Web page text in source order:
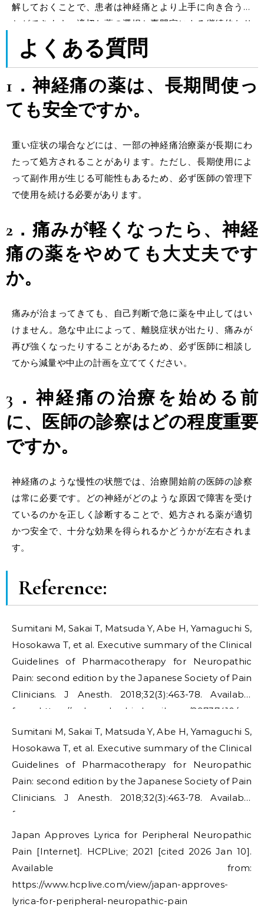
解しておくことで、患者は神経痛とより上手に向き合うこ
とができます。適切な薬の選択と専門家による継続的なサ
ポートがあれば、神経障害性疼痛は大きく軽減され、生活
の質の向上も期待できます。
よくある質問
1．神経痛の薬は、長期間使っ
ても安全ですか。
重い症状の場合などには、一部の神経痛治療薬が長期にわ
たって処方されることがあります。ただし、長期使用によ
って副作用が生じる可能性もあるため、必ず医師の管理下
で使用を続ける必要があります。
2．痛みが軽くなったら、神経
痛の薬をやめても大丈夫です
か。
痛みが治まってきても、自己判断で急に薬を中止してはい
けません。急な中止によって、離脱症状が出たり、痛みが
再び強くなったりすることがあるため、必ず医師に相談し
てから減量や中止の計画を立ててください。
3．神経痛の治療を始める前
に、医師の診察はどの程度重要
ですか。
神経痛のような慢性の状態では、治療開始前の医師の診察
は常に必要です。どの神経がどのような原因で障害を受け
ているのかを正しく診断することで、処方される薬が適切
かつ安全で、十分な効果を得られるかどうかが左右されま
す。
Reference:
Sumitani M, Sakai T, Matsuda Y, Abe H, Yamaguchi S,
Hosokawa T, et al. Executive summary of the Clinical
Guidelines of Pharmacotherapy for Neuropathic
Pain: second edition by the Japanese Society of Pain
Clinicians. J Anesth. 2018;32(3):463-78. Available
from: https://pubmed.ncbi.nlm.nih.gov/29737410/​
Sumitani M, Sakai T, Matsuda Y, Abe H, Yamaguchi S,
Hosokawa T, et al. Executive summary of the Clinical
Guidelines of Pharmacotherapy for Neuropathic
Pain: second edition by the Japanese Society of Pain
Clinicians. J Anesth. 2018;32(3):463-78. Available
from:
https://pmc.ncbi.nlm.nih.gov/articles/PMC5973958/​
Japan Approves Lyrica for Peripheral Neuropathic
Pain [Internet]. HCPLive; 2021 [cited 2026 Jan 10].
Available from:
https://www.hcplive.com/view/japan-approves-
lyrica-for-peripheral-neuropathic-pain​